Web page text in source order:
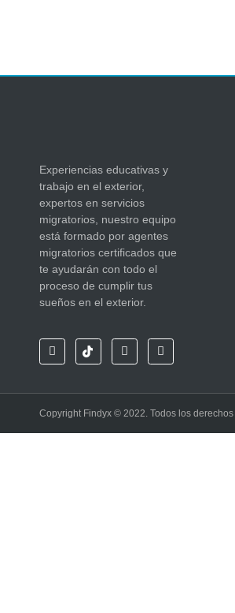
Experiencias educativas y
trabajo en el exterior,
expertos en servicios
migratorios, nuestro equipo
está formado por agentes
migratorios certificados que
te ayudarán con todo el
proceso de cumplir tus
sueños en el exterior.
Copyright Findyx © 2022. Todos los